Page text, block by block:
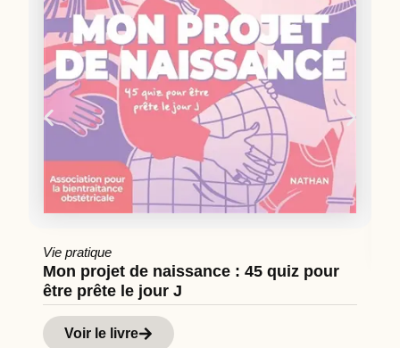
Vie pratique
Mon projet de naissance : 45 quiz pour
être prête le jour J
Voir le livre